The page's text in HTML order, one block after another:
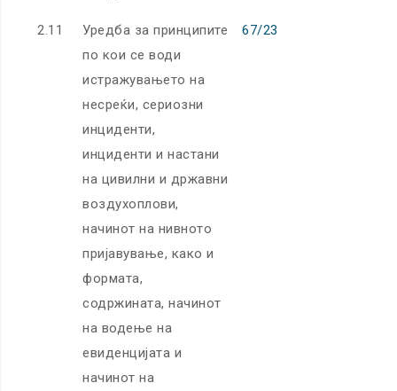
2.11
Уредба за принципите
по кои се води
истражувањето на
несреќи, сериозни
инциденти,
инциденти и настани
на цивилни и државни
воздухоплови,
начинот на нивното
пријавување, како и
формата,
содржината, начинот
на водење на
евиденцијата и
начинот на
67/23